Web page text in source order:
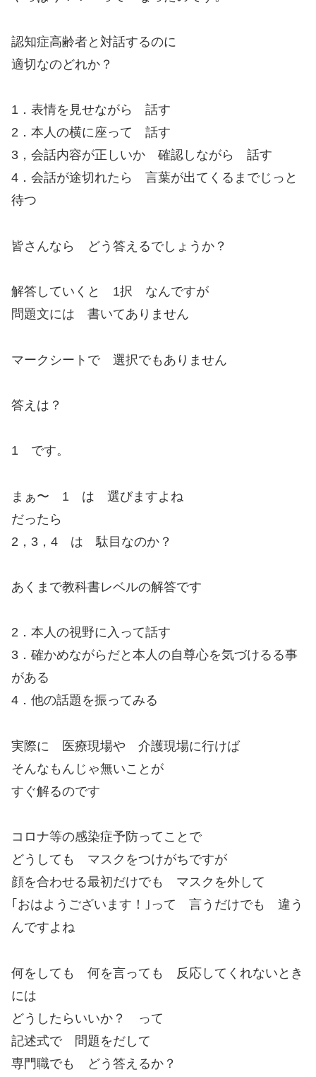
認知症高齢者と対話するのに
適切なのどれか？
1．表情を見せながら 話す
2．本人の横に座って 話す
3，会話内容が正しいか 確認しながら 話す
4．会話が途切れたら 言葉が出てくるまでじっと
待つ
皆さんなら どう答えるでしょうか？
解答していくと 1択 なんですが
問題文には 書いてありません
マークシートで 選択でもありません
答えは？
1 です。
まぁ〜 1 は 選びますよね
だったら
2，3，4 は 駄目なのか？
あくまで教科書レベルの解答です
2．本人の視野に入って話す
3．確かめながらだと本人の自尊心を気づけるる事
がある
4．他の話題を振ってみる
実際に 医療現場や 介護現場に行けば
そんなもんじゃ無いことが
すぐ解るのです
コロナ等の感染症予防ってことで
どうしても マスクをつけがちですが
顔を合わせる最初だけでも マスクを外して
｢おはようございます！｣って 言うだけでも 違う
んですよね
何をしても 何を言っても 反応してくれないとき
には
どうしたらいいか？ って
記述式で 問題をだして
専門職でも どう答えるか？